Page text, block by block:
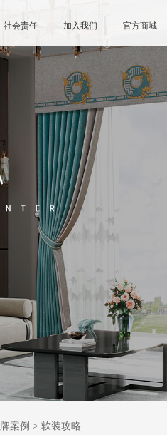
社会责任 加入我们 官方商城
案例 > 软装攻略